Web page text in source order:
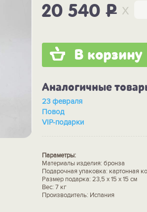
20 540P x
В корзину
Аналогичные
23 февраля
Повод
VIP-подарки
Параметры:
Материалы изделия: бронза
Подарочная упаковка: картонная
Размер подарка: 23,5 х 15 х 15 см
Вес: 7 кг
Производитель: Испания